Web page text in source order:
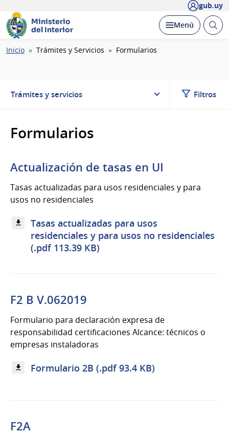
gub.uy
Ministerio
del Interior
Desplegar
Menú Abrir
Ruta
Inicio Trámites y Servicios Formularios
Trámites y servicios Filtros
Formularios
Actualización de tasas en UI
Tasas actualizadas para usos residenciales y para
usos no residenciales
Tasas actualizadas para usos
residenciales y para usos no residenciales
(.pdf 113.39 KB)
F2 B V.062019
Formulario para declaración expresa de
responsabilidad certificaciones Alcance: técnicos o
empresas instaladoras
Formulario 2B (.pdf 93.4 KB)
F2A